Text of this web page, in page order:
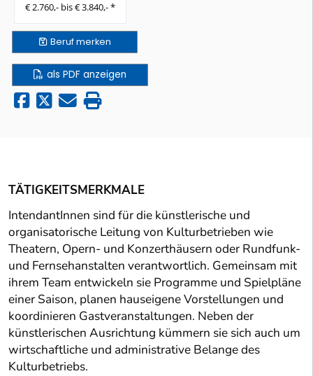
€ 2.760,- bis € 3.840,- *
Berufmerken
als PDF anzeigen
TÄTIGKEITSMERKMALE
IntendantInnen sind für die künstlerische und
organisatorische Leitung von Kulturbetrieben wie
Theatern, Opern- und Konzerthäusern oder Rundfunk-
und Fernsehanstalten verantwortlich. Gemeinsam mit
ihrem Team entwickeln sie Programme und Spielpläne
einer Saison, planen hauseigene Vorstellungen und
koordinieren Gastveranstaltungen. Neben der
künstlerischen Ausrichtung kümmern sie sich auch um
wirtschaftliche und administrative Belange des
Kulturbetriebs.